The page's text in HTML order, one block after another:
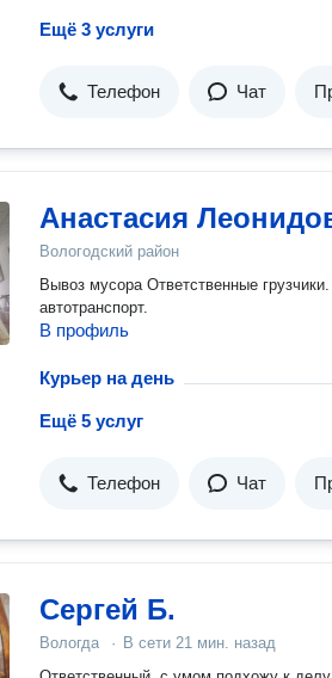
Ещё 3 услуги
Телефон Чат
Анастасия
Вологодский район
Вывоз мусора Ответственные грузчики. Всегда в наличие
автотранспорт.
В профиль
Курьер на день
Ещё 5 услуг
Телефон Чат
Сергей Б.
Вологда · В сети 21 мин. назад